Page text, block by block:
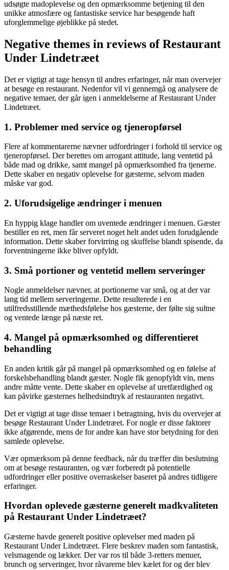
udsøgte madoplevelse og den opmærksomme betjening til den
unikke atmosfære og fantastiske service har besøgende haft
uforglemmelige øjeblikke på stedet.
Negative themes in reviews of Restaurant
Under Lindetræet
Det er vigtigt at tage hensyn til andres erfaringer, når man overvejer
at besøge en restaurant. Nedenfor vil vi gennemgå og analysere de
negative temaer, der går igen i anmeldelserne af Restaurant Under
Lindetræet.
1. Problemer med service og tjeneropførsel
Flere af kommentarerne nævner udfordringer i forhold til service og
tjeneropførsel. Der berettes om arrogant attitude, lang ventetid på
både mad og drikke, samt mangel på opmærksomhed fra tjenerne.
Dette skaber en negativ oplevelse for gæsterne, selvom maden
måske var god.
2. Uforudsigelige ændringer i menuen
En hyppig klage handler om uventede ændringer i menuen. Gæster
bestiller en ret, men får serveret noget helt andet uden forudgående
information. Dette skaber forvirring og skuffelse blandt spisende, da
forventningerne ikke bliver opfyldt.
3. Små portioner og ventetid mellem serveringer
Nogle anmeldelser nævner, at portionerne var små, og at der var
lang tid mellem serveringerne. Dette resulterede i en
utilfredsstillende mæthedsfølelse hos gæsterne, der følte sig sultne
og ventede længe på næste ret.
4. Mangel på opmærksomhed og differentieret
behandling
En anden kritik går på mangel på opmærksomhed og en følelse af
forskelsbehandling blandt gæster. Nogle fik genopfyldt vin, mens
andre måtte vente. Dette skaber en oplevelse af uretfærdighed og
kan påvirke gæsternes helhedsindtryk af restauranten negativt.
Det er vigtigt at tage disse temaer i betragtning, hvis du overvejer at
besøge Restaurant Under Lindetræet. For nogle er disse faktorer
ikke afgørende, mens de for andre kan have stor betydning for den
samlede oplevelse.
Vær opmærksom på denne feedback, når du træffer din beslutning
om at besøge restauranten, og vær forberedt på potentielle
udfordringer eller positive overraskelser baseret på andres tidligere
erfaringer.
Hvordan oplevede gæsterne generelt madkvaliteten
på Restaurant Under Lindetræet?
Gæsterne havde generelt positive oplevelser med maden på
Restaurant Under Lindetræet. Flere beskrev maden som fantastisk,
velsmagende og lækker. Der var ros til både 3-retters menuer,
brunch og serveringer, hvor råvarerne blev kælet for og der blev